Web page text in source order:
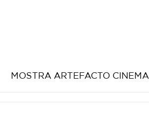
MOSTRA ARTEFACTO CINEMA